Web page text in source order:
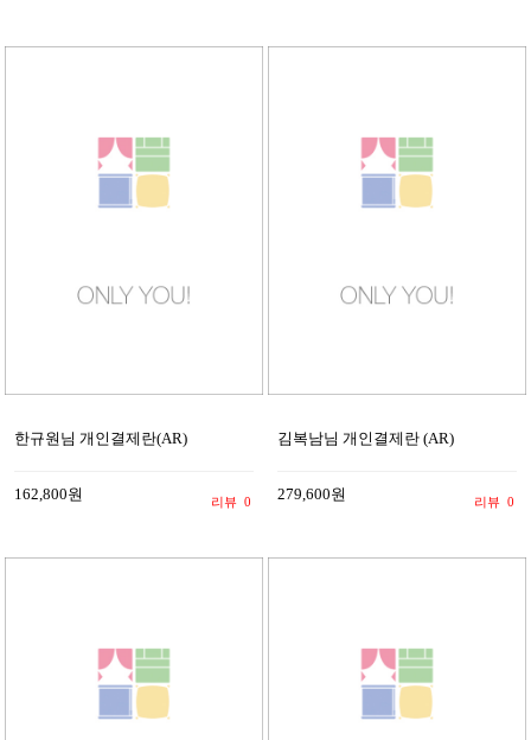
한규원님 개인결제란(AR)
162,800원 리뷰 0
김복남님 개인결제란 (AR)
279,600원 리뷰 0